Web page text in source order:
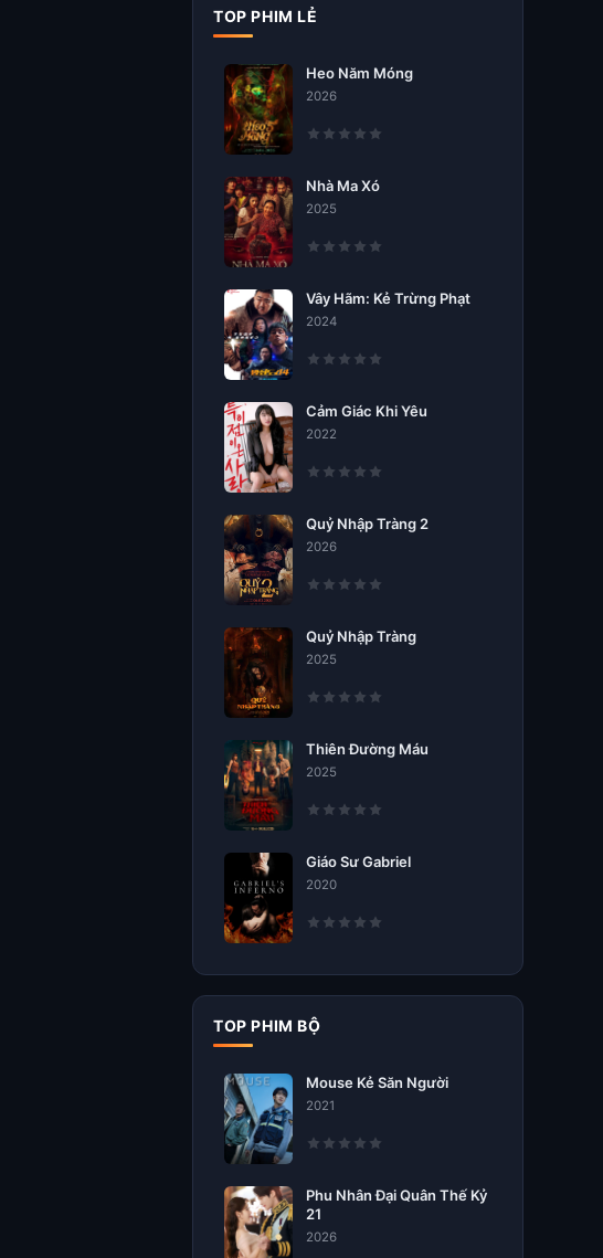
TOP PHIM LẺ
Heo Năm Móng
2026
Nhà Ma Xó
2025
Vây Hãm: Kẻ Trừng Phạt
2024
Cảm Giác Khi Yêu
2022
Quỷ Nhập Tràng 2
2026
Quỷ Nhập Tràng
2025
Thiên Đường Máu
2025
Giáo Sư Gabriel
2020
TOP PHIM BỘ
Mouse Kẻ Săn Người
2021
Phu Nhân Đại Quân Thế Kỷ
21
2026